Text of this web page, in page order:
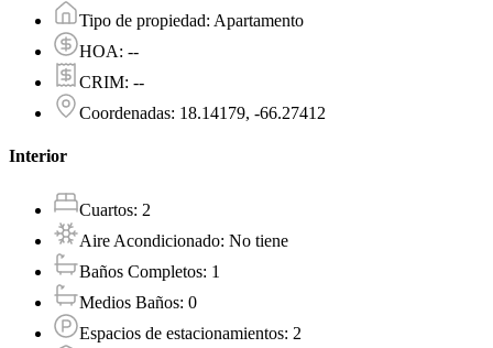
Tipo de propiedad: Apartamento
HOA: --
CRIM: --
Coordenadas: 18.14179, -66.27412
Interior
Cuartos: 2
Aire Acondicionado: No tiene
Baños Completos: 1
Medios Baños: 0
Espacios de estacionamientos: 2